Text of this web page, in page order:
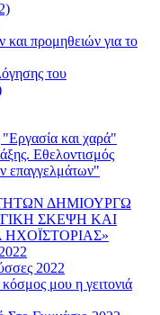
προμηθειών για το
του
"Εργασία και χαρά"
Εθελοντισμός
επαγγελμάτων"
ΔΗΜΙΟΥΡΓΩ
ΣΚΕΨΗ ΚΑΙ
2022
μου η γειτονιά